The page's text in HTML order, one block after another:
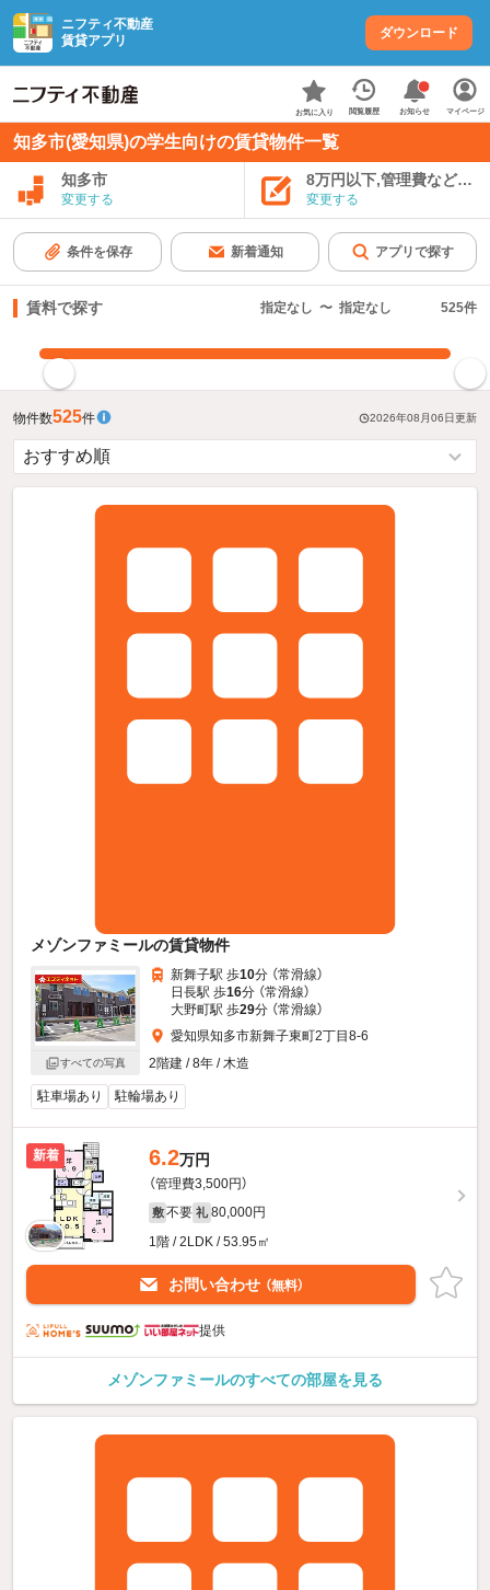
ニフティ不動産
賃貸アプリ
ダウンロード
お気に入り 閲覧履歴 お知らせ マイページ
知多市(愛知県)の学生向けの賃貸物件一覧
知多市
変更する
8万円以下,管理費など込み
変更する
条件を保存 新着通知 アプリで探す
賃料で探す 指定なし 〜 指定なし 525件
物件数525件 2026年08月06日更新
メゾンファミールの賃貸物件
すべての写真
新舞子駅 歩10分 （常滑線）
日長駅 歩16分 （常滑線）
大野町駅 歩29分 （常滑線）
愛知県知多市新舞子東町2丁目8-6
2階建 / 8年 / 木造
駐車場あり 駐輪場あり
新着 6.2万円
（管理費3,500円）
敷 不要 礼 80,000円
1階 / 2LDK / 53.95㎡
お問い合わせ （無料）
提供
メゾンファミールのすべての部屋を見る